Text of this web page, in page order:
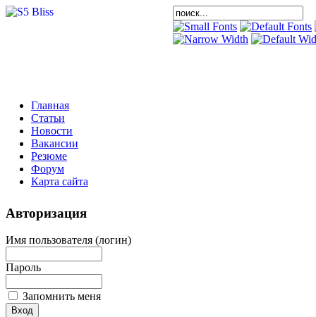
Главная
Статьи
Новости
Вакансии
Резюме
Форум
Карта сайта
Авторизация
Имя пользователя (логин)
Пароль
Запомнить меня